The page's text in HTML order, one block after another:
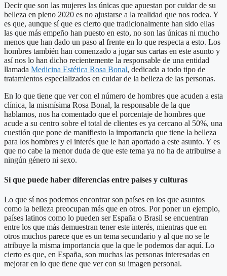
Decir que son las mujeres las únicas que apuestan por cuidar de su
belleza en pleno 2020 es no ajustarse a la realidad que nos rodea. Y
es que, aunque sí que es cierto que tradicionalmente han sido ellas
las que más empeño han puesto en esto, no son las únicas ni mucho
menos que han dado un paso al frente en lo que respecta a esto. Los
hombres también han comenzado a jugar sus cartas en este asunto y
así nos lo han dicho recientemente la responsable de una entidad
llamada Medicina Estética Rosa Bonal, dedicada a todo tipo de
tratamientos especializados en cuidar de la belleza de las personas.
En lo que tiene que ver con el número de hombres que acuden a esta
clínica, la mismísima Rosa Bonal, la responsable de la que
hablamos, nos ha comentado que el porcentaje de hombres que
acude a su centro sobre el total de clientes es ya cercano al 50%, una
cuestión que pone de manifiesto la importancia que tiene la belleza
para los hombres y el interés que le han aportado a este asunto. Y es
que no cabe la menor duda de que este tema ya no ha de atribuirse a
ningún género ni sexo.
Sí que puede haber diferencias entre países y culturas
Lo que sí nos podemos encontrar son países en los que asuntos
como la belleza preocupan más que en otros. Por poner un ejemplo,
países latinos como lo pueden ser España o Brasil se encuentran
entre los que más demuestran tener este interés, mientras que en
otros muchos parece que es un tema secundario y al que no se le
atribuye la misma importancia que la que le podemos dar aquí. Lo
cierto es que, en España, son muchas las personas interesadas en
mejorar en lo que tiene que ver con su imagen personal.